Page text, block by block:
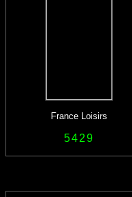
France Loisirs
5429